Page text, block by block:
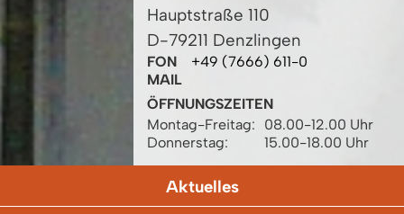
Hauptstraße 110
D-79211 Denzlingen
FON
+49 (7666) 611-0
MAIL
ÖFFNUNGSZEITEN
Montag-Freitag:
08.00-12.00 Uhr
Donnerstag:
15.00-18.00 Uhr
Aktuelles